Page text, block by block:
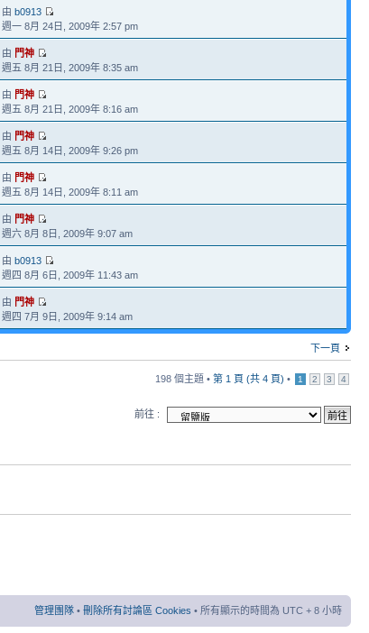
由b0913
週一 8月 24日, 2009年 2:57 pm
由 門神
週五 8月 21日, 2009年 8:35 am
由 門神
週五 8月 21日, 2009年 8:16 am
由 門神
週五 8月 14日, 2009年 9:26 pm
由 門神
週五 8月 14日, 2009年 8:11 am
由 門神
週六 8月 8日, 2009年 9:07 am
由b0913
週四 8月 6日, 2009年 11:43 am
由 門神
週四 7月 9日, 2009年 9:14 am
下一頁
198 個主題 • 第 1 頁 (共 4 頁) • 1 2 3 4
前往 :
管理團隊 • 刪除所有討論區 Cookies • 所有顯示的時間為 UTC + 8 小時